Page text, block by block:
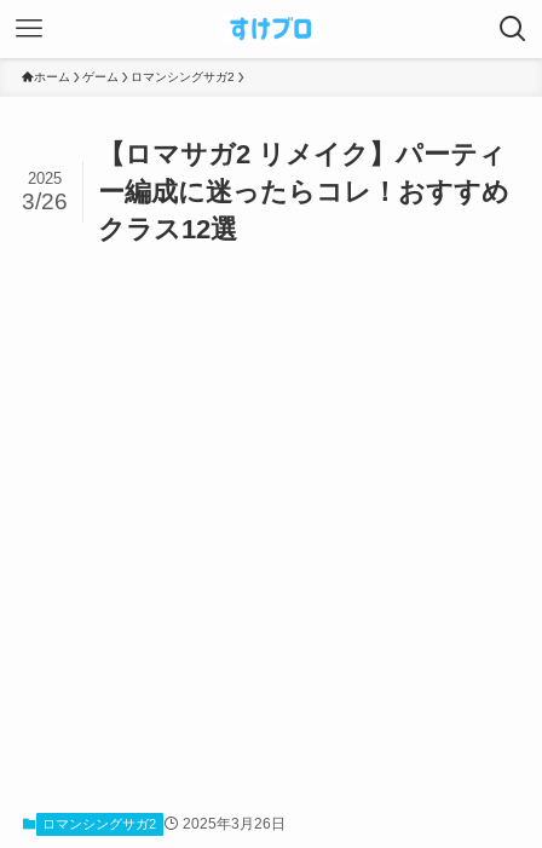
ホーム ゲーム ロマンシングサガ2
【ロマサガ2 リメイク】パーティ
ー編成に迷ったらコレ！おすすめ
クラス12選
2025
3/26
ロマンシングサガ2 2025年3月26日